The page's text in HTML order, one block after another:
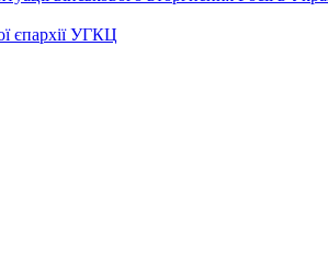
єпархії УГКЦ